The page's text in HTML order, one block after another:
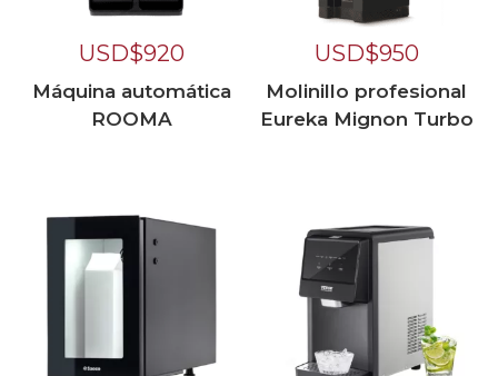
USD$920
Máquina automática
ROOMA
USD$950
Molinillo profesional
Eureka Mignon Turbo